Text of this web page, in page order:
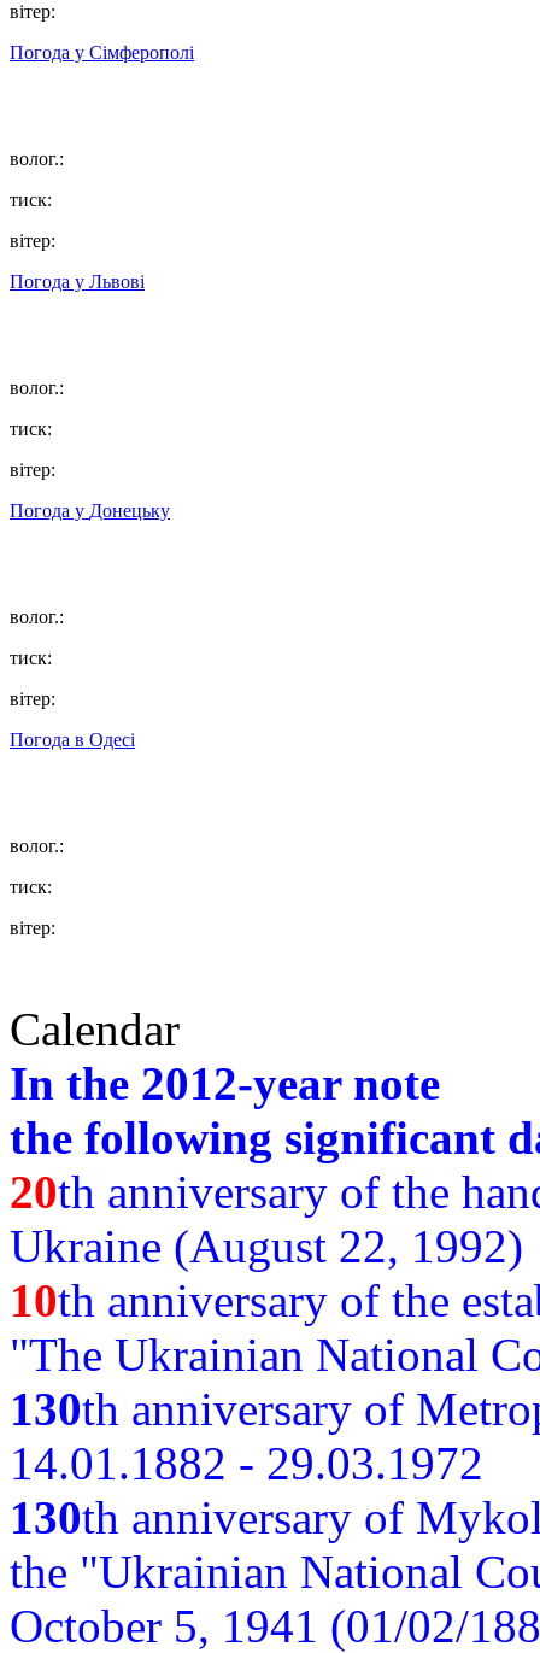
вітер:
Погода у Сімферополі
волог.:
тиск:
вітер:
Погода у Львові
волог.:
тиск:
вітер:
Погода у Донецьку
волог.:
тиск:
вітер:
Погода в Одесі
волог.:
тиск:
вітер:
Calendar
In the 2012-year note
the following significant
20th anniversary of the
Ukraine (August 22, 1992)
10th anniversary of the
"The Ukrainian National
130th anniversary of
14.01.1882 - 29.03.1972
130th anniversary of
the "Ukrainian National
October 5, 1941 (01/02/